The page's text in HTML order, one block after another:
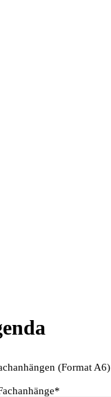
(Format A6)
*